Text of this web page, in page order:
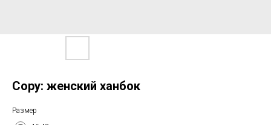
Copy: женский ханбок
Размер